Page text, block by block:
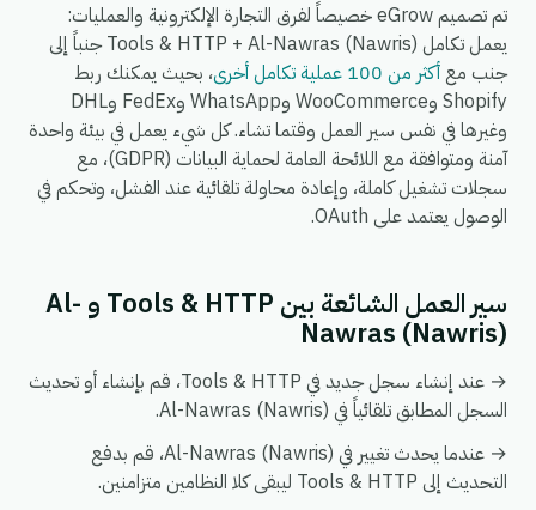
تم تصميم eGrow خصيصاً لفرق التجارة الإلكترونية والعمليات:
يعمل تكامل Tools & HTTP + Al-Nawras (Nawris) جنباً إلى
جنب معأكثر من 100 عملية تكامل أخرى
، بحيث يمكنك ربط
Shopify وWooCommerce وWhatsApp وFedEx وDHL
وغيرها في نفس سير العمل وقتما تشاء. كل شيء يعمل في بيئة واحدة
آمنة ومتوافقة مع اللائحة العامة لحماية البيانات (GDPR)، مع
سجلات تشغيل كاملة، وإعادة محاولة تلقائية عند الفشل، وتحكم في
الوصول يعتمد على OAuth.
سير العمل الشائعة بين Tools & HTTP و Al-
Nawras (Nawris)
→ عند إنشاء سجل جديد في Tools & HTTP، قم بإنشاء أو تحديث
السجل المطابق تلقائياً في Al-Nawras (Nawris).
→ عندما يحدث تغيير في Al-Nawras (Nawris)، قم بدفع
التحديث إلى Tools & HTTP ليبقى كلا النظامين متزامنين.